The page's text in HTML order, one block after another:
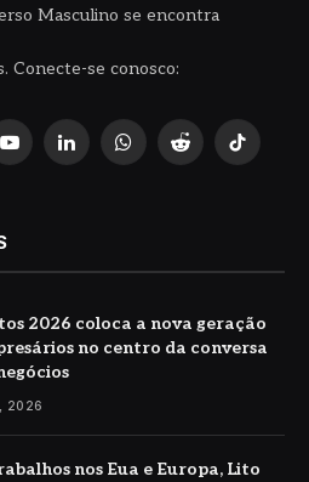
Masculino se encontra
Conecte-se conosco:
YouTubeLinkedInWhatsApp
Reddit TikTok
2026 coloca a nova geração
no centro da conversa
2026
nos Eua e Europa, Lito